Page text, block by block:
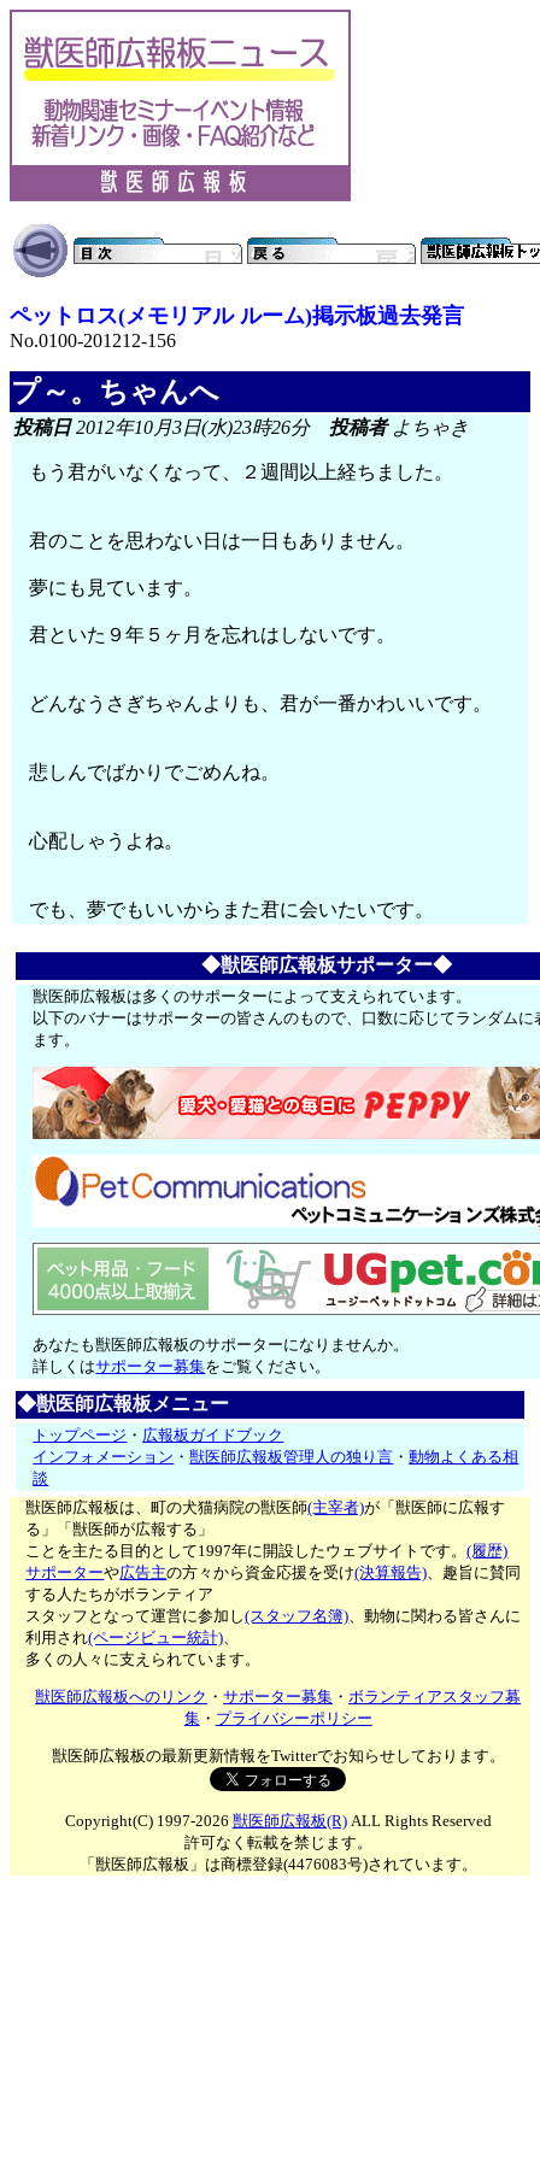
ペットロス(メモリアル ルーム)掲示板過去発言
No.0100-201212-156
プ～。ちゃんへ
投稿日2012年10月3日(水)23時26分 投稿者よちゃき
もう君がいなくなって、２週間以上経ちました。
君のことを思わない日は一日もありません。
夢にも見ています。
君といた９年５ヶ月を忘れはしないです。
どんなうさぎちゃんよりも、君が一番かわいいです。
悲しんでばかりでごめんね。
心配しゃうよね。
でも、夢でもいいからまた君に会いたいです。
◆獣医師広報板サポーター◆
獣医師広報板は多くのサポーターによって支えられています。
以下のバナーはサポーターの皆さんのもので、口数に応じてランダムに
ます。
あなたも獣医師広報板のサポーターになりませんか。
詳しくはサポーター募集をご覧ください。
◆獣医師広報板メニュー
トップページ ・ 広報板ガイドブック
インフォメーション ・獣医師広報板管理人の独り言 ・動物よくある相
談
獣医師広報板は、町の犬猫病院の獣医師(主宰者)が「獣医師に広報す
る」「獣医師が広報する」
ことを主たる目的として1997年に開設したウェブサイトです。(履歴)
サポーターや広告主の方々から資金応援を受け(決算報告)、趣旨に賛同
する人たちがボランティア
スタッフとなって運営に参加し(スタッフ名簿)、動物に関わる皆さんに
利用され(ページビュー統計)、
多くの人々に支えられています。
獣医師広報板へのリンク ・サポーター募集 ・ボランティアスタッフ募
集・ プライバシーポリシー
獣医師広報板の最新更新情報をTwitterでお知らせしております。
Copyright(C) 1997-2026 獣医師広報板(R)ALL Rights Reserved
許可なく転載を禁じます。
「獣医師広報板」は商標登録(4476083号)されています。